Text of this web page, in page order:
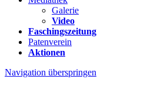
Galerie
Video
Faschingszeitung
Patenverein
Aktionen
Navigation überspringen